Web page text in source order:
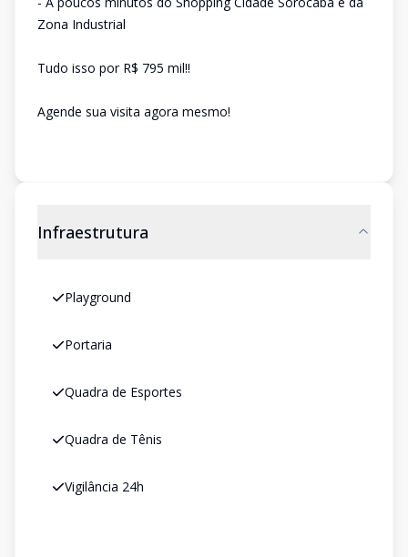
Zona Industrial
Tudo isso por R$ 795 mil!!
Agende sua visita agora mesmo!
Infraestrutura
Playground
Portaria
Quadra de Esportes
Quadra de Tênis
Vigilância 24h